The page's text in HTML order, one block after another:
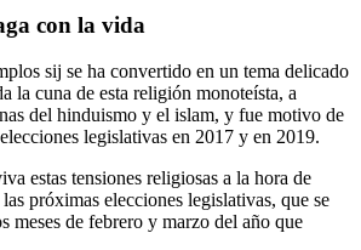
con la vida
sij se ha convertido en un tema delicado
la cuna de esta religión monoteísta, a
del hinduismo y el islam, y fue motivo de
legislativas en 2017 y en 2019.
estas tensiones religiosas a la hora de
próximas elecciones legislativas, que se
meses de febrero y marzo del año que